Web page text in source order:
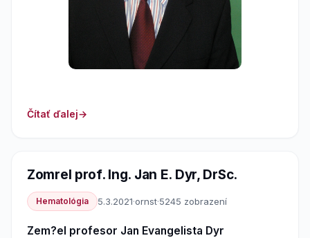
Čítať ďalej
Zomrel prof. Ing. Jan E. Dyr, DrSc.
Hematológia 5.3.2021·ornst·5245 zobrazení
Zem?el profesor Jan Evangelista Dyr